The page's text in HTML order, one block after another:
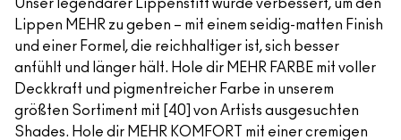
Unser legendärer Lippenstift wurde verbessert, um den
Lippen MEHR zu geben – mit einem seidig-matten Finish
und einer Formel, die reichhaltiger ist, sich besser
anfühlt und länger hält. Hole dir MEHR FARBE mit voller
Deckkraft und pigmentreicher Farbe in unserem
größten Sortiment mit [40] von Artists ausgesuchten
Shades. Hole dir MEHR KOMFORT mit einer cremigen